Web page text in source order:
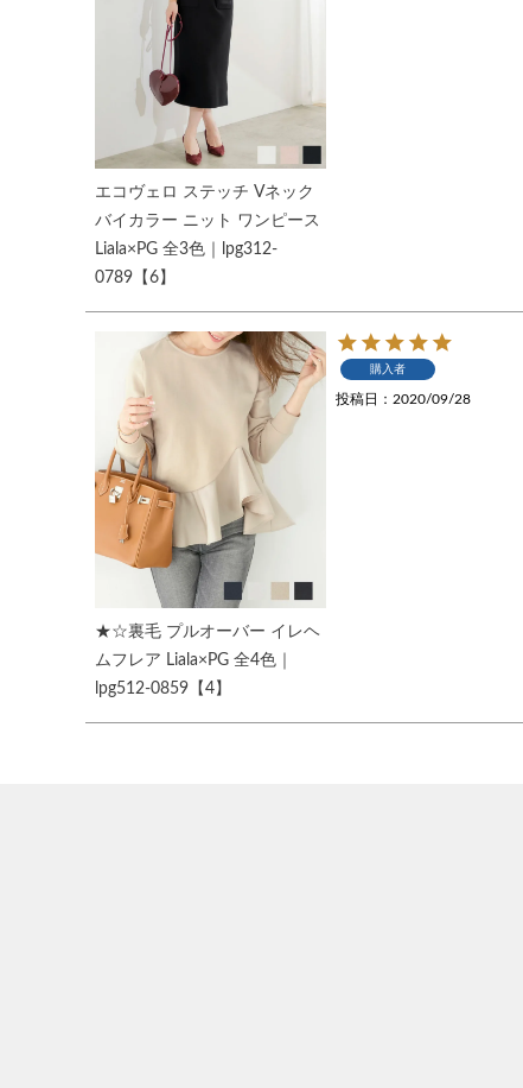
エコヴェロ ステッチ Vネック
バイカラー ニット ワンピース
Liala×PG 全3色｜lpg312-
0789【6】
★☆裏毛 プルオーバー イレヘ
ムフレア Liala×PG 全4色｜
lpg512-0859【4】
購入者
投稿日 2020/09/28